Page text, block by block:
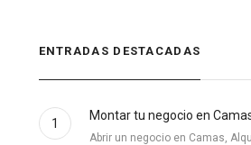
ENTRADAS DESTACADAS
1
Montar tu negocio en
Abrir un negocio en Camas,